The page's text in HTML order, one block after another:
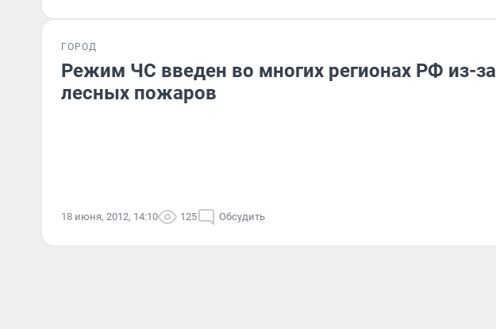
ГОРОД
Режим ЧС введен во многих регионах РФ из-за
лесных пожаров
18 июня, 2012, 14:10 125 Обсудить